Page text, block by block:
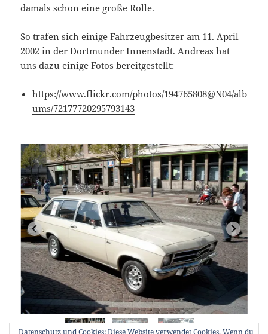
damals schon eine große Rolle.
So trafen sich einige Fahrzeugbesitzer am 11. April
2002 in der Dortmunder Innenstadt. Andreas hat
uns dazu einige Fotos bereitgestellt:
https://www.flickr.com/photos/194765808@N04/alb
ums/72177720295793143
Datenschutz und Cookies: Diese Website verwendet Cookies. Wenn du